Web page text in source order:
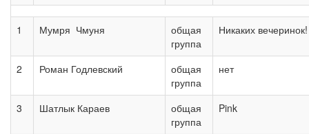
1 Мумря Чмуня
общая
группа
Никаких вечеринок!
2 Роман Годлевский
общая
группа
нет
3 Шатлык Караев
общая
группа
Pink